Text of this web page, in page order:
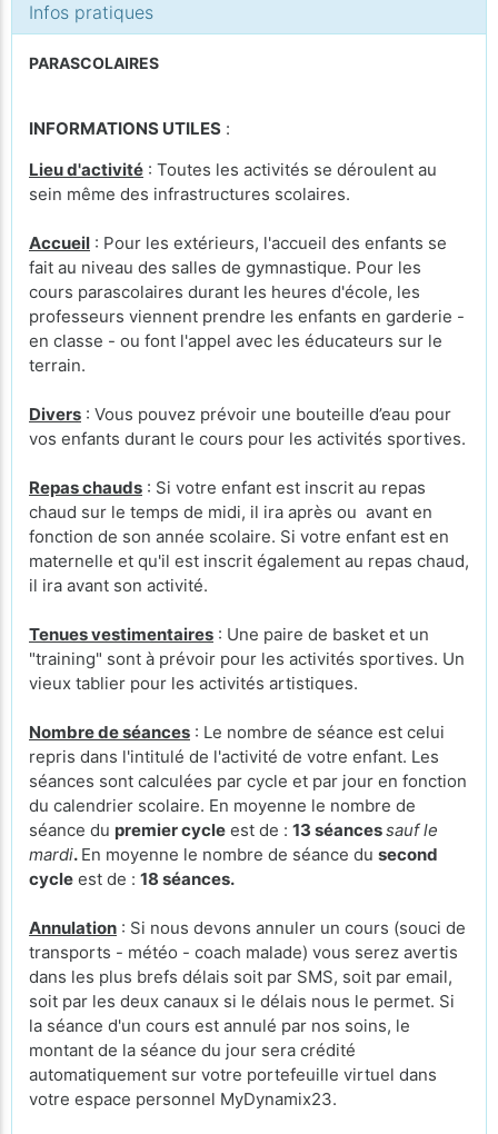
Infos pratiques
PARASCOLAIRES
INFORMATIONS UTILES :
Lieu d'activité : Toutes les activités se déroulent au
sein même des infrastructures scolaires.
Accueil : Pour les extérieurs, l'accueil des enfants se
fait au niveau des salles de gymnastique. Pour les
cours parascolaires durant les heures d'école, les
professeurs viennent prendre les enfants en garderie -
en classe - ou font l'appel avec les éducateurs sur le
terrain.
Divers : Vous pouvez prévoir une bouteille d’eau pour
vos enfants durant le cours pour les activités sportives.
Repas chauds : Si votre enfant est inscrit au repas
chaud sur le temps de midi, il ira après ou avant en
fonction de son année scolaire. Si votre enfant est en
maternelle et qu'il est inscrit également au repas chaud,
il ira avant son activité.
Tenues vestimentaires : Une paire de basket et un
"training" sont à prévoir pour les activités sportives. Un
vieux tablier pour les activités artistiques.
Nombre de séances : Le nombre de séance est celui
repris dans l'intitulé de l'activité de votre enfant. Les
séances sont calculées par cycle et par jour en fonction
du calendrier scolaire. En moyenne le nombre de
séance du premier cycle est de : 13 séancessauf le
mardi. En moyenne le nombre de séance du second
cycle est de : 18 séances.
Annulation : Si nous devons annuler un cours (souci de
transports - météo - coach malade) vous serez avertis
dans les plus brefs délais soit par SMS, soit par email,
soit par les deux canaux si le délais nous le permet. Si
la séance d'un cours est annulé par nos soins, le
montant de la séance du jour sera crédité
automatiquement sur votre portefeuille virtuel dans
votre espace personnel MyDynamix23.